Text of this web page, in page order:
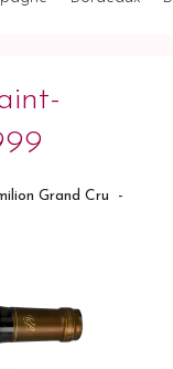
Grand Cru
-